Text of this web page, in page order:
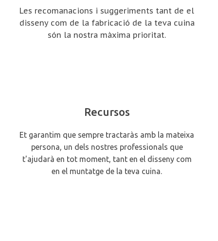
Les recomanacions i suggeriments tant de el
disseny com de la fabricació de la teva cuina
són la nostra màxima prioritat.
Recursos
Et garantim que sempre tractaràs amb la mateixa
persona, un dels nostres professionals que
t'ajudarà en tot moment, tant en el disseny com
en el muntatge de la teva cuina.